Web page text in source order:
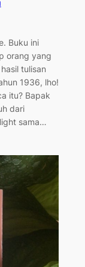
Buku ini
orang yang
tulisan
1936, lho!
itu? Bapak
dari
sama…